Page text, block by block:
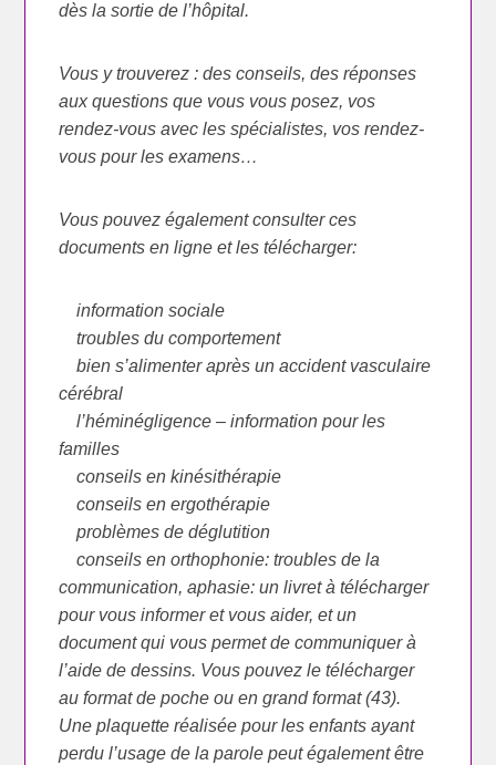
dès la sortie de l’hôpital.
Vous y trouverez : des conseils, des réponses
aux questions que vous vous posez, vos
rendez-vous avec les spécialistes, vos rendez-
vous pour les examens…
Vous pouvez également consulter ces
documents en ligne et les télécharger:
information sociale
troubles du comportement
bien s’alimenter après un accident vasculaire
cérébral
l’héminégligence – information pour les
familles
conseils en kinésithérapie
conseils en ergothérapie
problèmes de déglutition
conseils en orthophonie: troubles de la
communication, aphasie: un livret à télécharger
pour vous informer et vous aider, et un
document qui vous permet de communiquer à
l’aide de dessins. Vous pouvez le télécharger
au format de poche ou en grand format (43).
Une plaquette réalisée pour les enfants ayant
perdu l’usage de la parole peut également être